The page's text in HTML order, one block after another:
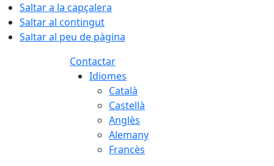
Saltar a la capçalera
Saltar al contingut
Saltar al peu de pàgina
Contactar
Idiomes
Català
Castellà
Anglès
Alemany
Francès